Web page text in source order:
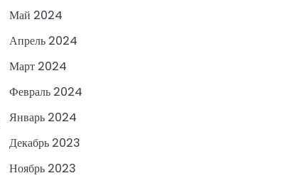
Май 2024
Апрель 2024
Март 2024
Февраль 2024
Январь 2024
Декабрь 2023
Ноябрь 2023